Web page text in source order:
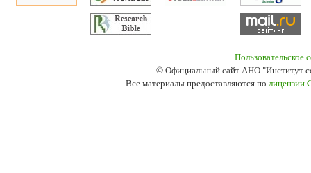
Пользовательское
© Официальный сайт АНО "Институт
Все материалы предоставляются по лицензии